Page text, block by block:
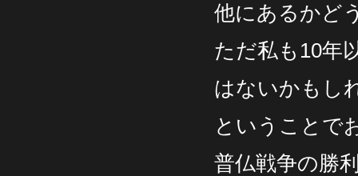
他にあるかど
ただ私も10年
はないかもし
ということで
普仏戦争の勝